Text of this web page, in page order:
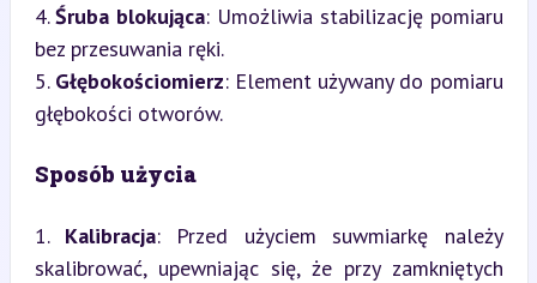
4. Śruba blokująca: Umożliwia stabilizację pomiaru
bez przesuwania ręki.
5. Głębokościomierz: Element używany do pomiaru
głębokości otworów.
Sposób użycia
1. Kalibracja: Przed użyciem suwmiarkę należy
skalibrować, upewniając się, że przy zamkniętych